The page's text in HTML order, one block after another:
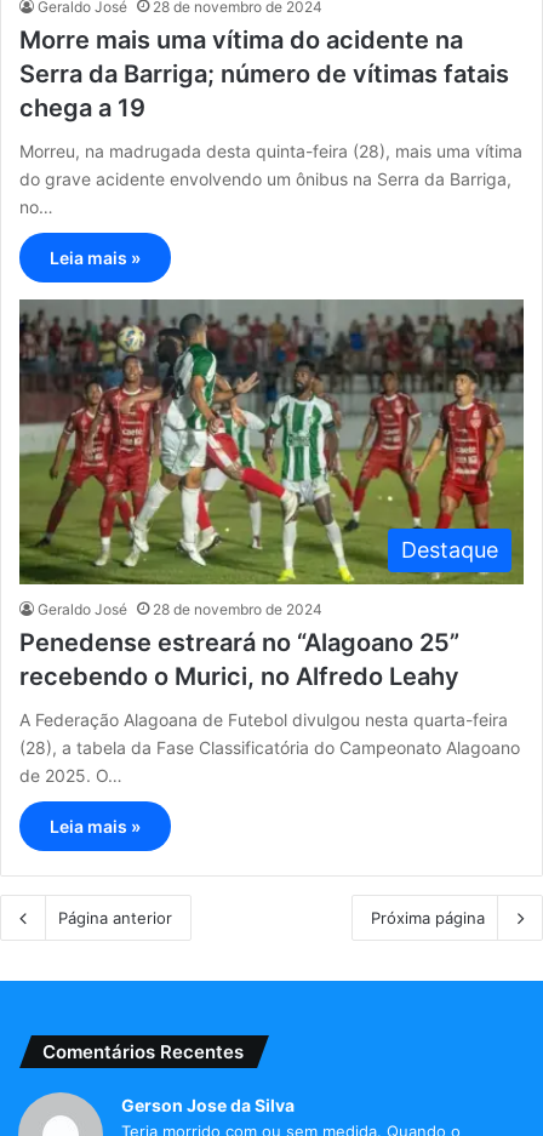
Geraldo José 28 de novembro de 2024
Morre mais uma vítima do acidente na
Serra da Barriga; número de vítimas fatais
chega a 19
Morreu, na madrugada desta quinta-feira (28), mais uma vítima
do grave acidente envolvendo um ônibus na Serra da Barriga,
no…
Leia mais »
Destaque
Geraldo José 28 de novembro de 2024
Penedense estreará no “Alagoano 25”
recebendo o Murici, no Alfredo Leahy
A Federação Alagoana de Futebol divulgou nesta quarta-feira
(28), a tabela da Fase Classificatória do Campeonato Alagoano
de 2025. O…
Leia mais »
Página anterior Próxima página
Comentários Recentes
Gerson Jose da Silva
Teria morrido com ou sem medida. Quando o